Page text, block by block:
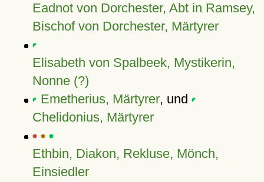
Eadnot von Dorchester, Abt in Ramsey,
Bischof von Dorchester, Märtyrer
Elisabeth von Spalbeek, Mystikerin,
Nonne (?)
Emetherius, Märtyrer, und
Chelidonius, Märtyrer
Ethbin, Diakon, Rekluse, Mönch,
Einsiedler